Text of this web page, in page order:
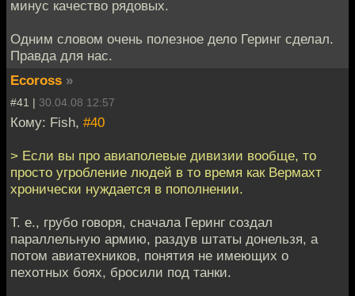
минус качество рядовых.
Одним словом очень полезное дело Геринг сделал.
Правда для нас.
Ecoross »
#41 | 30.04.08 12:57
Кому: Fish, #40
> Если вы про авиаполевые дивизии вообще, то
просто угробление людей в то время как Вермахт
хронически нуждается в пополнении.
Т. е., грубо говоря, сначала Геринг создал
параллельную армию, раздув штаты донельзя, а
потом авиатехников, понятия не имеющих о
пехотных боях, бросили под танки.